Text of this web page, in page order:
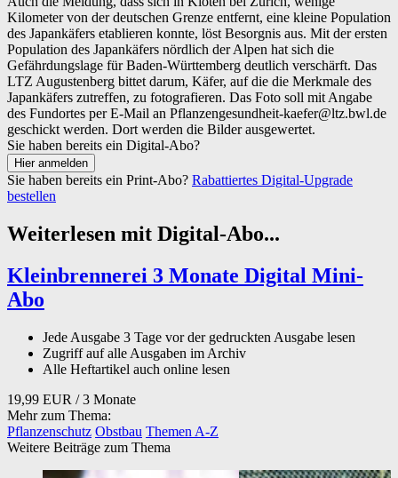
Kilometer von der deutschen Grenze entfernt, eine kleine Population
des Japankäfers etablieren konnte, löst Besorgnis aus. Mit der ersten
Population des Japankäfers nördlich der Alpen hat sich die
Gefährdungslage für Baden-Württemberg deutlich verschärft. Das
LTZ Augustenberg bittet darum, Käfer, auf die die Merkmale des
Japankäfers zutreffen, zu fotografieren. Das Foto soll mit Angabe
des Fundortes per E-Mail an Pflanzengesundheit-kaefer@ltz.bwl.de
geschickt werden. Dort werden die Bilder ausgewertet.
Sie haben bereits ein Digital-Abo?
Sie haben bereits ein Print-Abo? Rabattiertes Digital-Upgrade
bestellen
Weiterlesen mit Digital-Abo...
Kleinbrennerei 3 Monate Digital Mini-
Abo
Jede Ausgabe 3 Tage vor der gedruckten Ausgabe lesen
Zugriff auf alle Ausgaben im Archiv
Alle Heftartikel auch online lesen
19,99 EUR / 3 Monate
Mehr zum Thema:
Pflanzenschutz Obstbau Themen A-Z
Weitere Beiträge zum Thema